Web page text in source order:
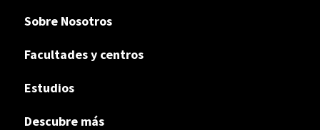
Sobre Nosotros
Facultades y centros
Estudios
Descubre más